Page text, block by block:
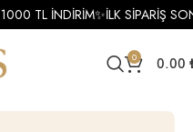
0 0.00
Minimal Yüzük
TL İNDİRİM✨İLK SİPARİŞ